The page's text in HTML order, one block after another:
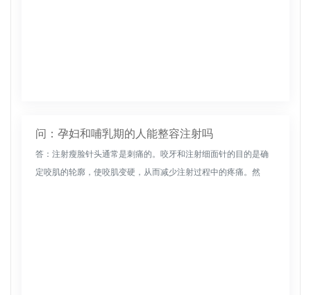
问：孕妇和哺乳期的人能整容注射吗
答：注射瘦脸针头通常是刺痛的。咬牙和注射细面针的目的是确
定咬肌的轮廓，使咬肌变硬，从而减少注射过程中的疼痛。然